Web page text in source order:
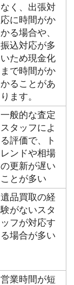
なく、出張対
応に時間がか
かる場合や、
振込対応が多
いため現金化
まで時間がか
かることがあ
ります。
一般的な査定
スタッフによ
る評価で、ト
レンドや相場
の更新が遅い
ことが多い
遺品買取の経
験がないスタ
ッフが対応す
る場合が多い
営業時間が短